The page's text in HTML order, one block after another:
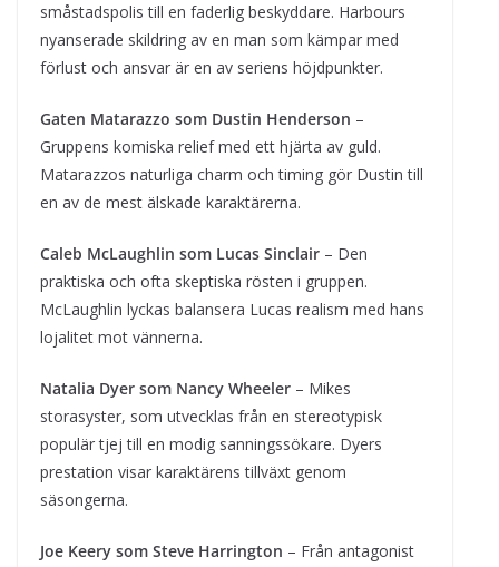
småstadspolis till en faderlig beskyddare. Harbours
nyanserade skildring av en man som kämpar med
förlust och ansvar är en av seriens höjdpunkter.
Gaten Matarazzo som Dustin Henderson –
Gruppens komiska relief med ett hjärta av guld.
Matarazzos naturliga charm och timing gör Dustin till
en av de mest älskade karaktärerna.
Caleb McLaughlin som Lucas Sinclair – Den
praktiska och ofta skeptiska rösten i gruppen.
McLaughlin lyckas balansera Lucas realism med hans
lojalitet mot vännerna.
Natalia Dyer som Nancy Wheeler – Mikes
storasyster, som utvecklas från en stereotypisk
populär tjej till en modig sanningssökare. Dyers
prestation visar karaktärens tillväxt genom
säsongerna.
Joe Keery som Steve Harrington – Från antagonist